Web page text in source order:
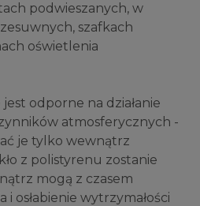
podwieszanych, w
szafkach
oświetlenia
odporne na działanie
atmosferycznych -
je tylko wewnątrz
z polistyrenu zostanie
mogą z czasem
osłabienie wytrzymałości